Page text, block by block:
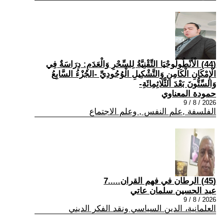
(44) الْأَنْطُولُوجْيَا التِّقْنِيَّةُ لِلسِّحْرِ وَالْعَدَمِ: دِرَاسَةٌ فِي
الْإِمْكَانِ الْكَامِنِ وَالتَّشْكِيلِ الْوُجُودِيِّ -الجُزْءُ السَّابِعُ
وَالسِّتُّونَ بَعْدَ الثَّلَاثِمِائَةِ-
حمودة المعناوي
2026 / 8 / 9
الفلسفة ,علم النفس , وعلم الاجتماع
(45) الرطان في فهم القران.....7
عبد الحسين سلمان عاتي
2026 / 8 / 9
العلمانية، الدين السياسي ونقد الفكر الديني